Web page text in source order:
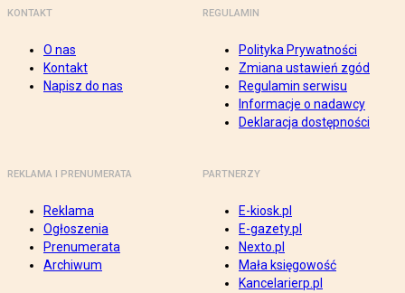
KONTAKT
O nas
Kontakt
Napisz do nas
REGULAMIN
Polityka Prywatności
Zmiana ustawień zgód
Regulamin serwisu
Informacje o nadawcy
Deklaracja dostępności
REKLAMA I PRENUMERATA
Reklama
Ogłoszenia
Prenumerata
Archiwum
PARTNERZY
E-kiosk.pl
E-gazety.pl
Nexto.pl
Mała księgowość
Kancelarierp.pl